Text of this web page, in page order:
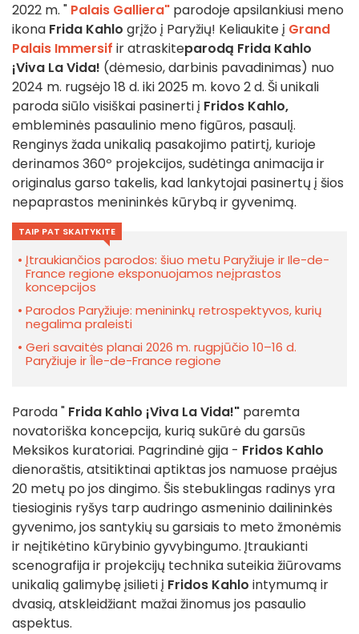
2022 m. " Palais Galliera" parodoje apsilankiusi meno
ikona Frida Kahlo grįžo į Paryžių! Keliaukite į Grand
Palais Immersif ir atraskiteparodą Frida Kahlo
¡Viva La Vida! (dėmesio, darbinis pavadinimas) nuo
2024 m. rugsėjo 18 d. iki 2025 m. kovo 2 d. Ši unikali
paroda siūlo visiškai pasinerti į Fridos Kahlo,
embleminės pasaulinio meno figūros, pasaulį.
Renginys žada unikalią pasakojimo patirtį, kurioje
derinamos 360º projekcijos, sudėtinga animacija ir
originalus garso takelis, kad lankytojai pasinertų į šios
nepaprastos menininkės kūrybą ir gyvenimą.
TAIP PAT SKAITYKITE
Įtraukiančios parodos: šiuo metu Paryžiuje ir Ile-de-
France regione eksponuojamos neįprastos
koncepcijos
Parodos Paryžiuje: menininkų retrospektyvos, kurių
negalima praleisti
Geri savaitės planai 2026 m. rugpjūčio 10–16 d.
Paryžiuje ir Île-de-France regione
Paroda " Frida Kahlo ¡Viva La Vida!" paremta
novatoriška koncepcija, kurią sukūrė du garsūs
Meksikos kuratoriai. Pagrindinė gija - Fridos Kahlo
dienoraštis, atsitiktinai aptiktas jos namuose praėjus
20 metų po jos dingimo. Šis stebuklingas radinys yra
tiesioginis ryšys tarp audringo asmeninio dailininkės
gyvenimo, jos santykių su garsiais to meto žmonėmis
ir neįtikėtino kūrybinio gyvybingumo. Įtraukianti
scenografija ir projekcijų technika suteikia žiūrovams
unikalią galimybę įsilieti į Fridos Kahlo intymumą ir
dvasią, atskleidžiant mažai žinomus jos pasaulio
aspektus.